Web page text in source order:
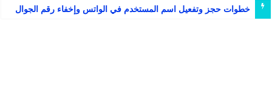
خطوات حجز وتفعيل اسم المستخدم في الواتس وإخفاء رقم الجوال